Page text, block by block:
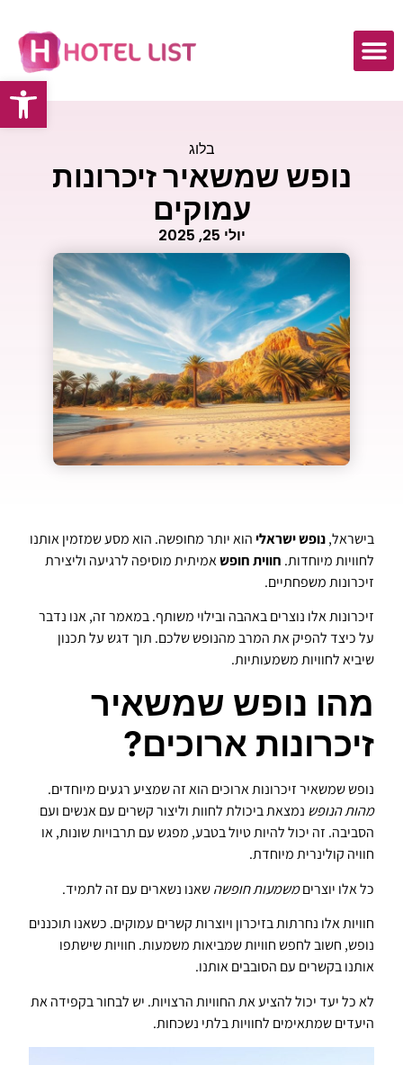
בלוג
נופש שמשאיר זיכרונות
עמוקים
יולי 25, 2025
בישראל,נופש ישראליהוא יותר מחופשה. הוא מסע שמזמין אותנו
לחוויות מיוחדות. חווית חופשאמיתית מוסיפה לרגיעה וליצירת
זיכרונות משפחתיים.
זיכרונות אלו נוצרים באהבה ובילוי משותף. במאמר זה, אנו נדבר
על כיצד להפיק את המרב מהנופש שלכם. תוך דגש על תכנון
שיביא לחוויות משמעותיות.
מהו נופש שמשאיר
זיכרונות ארוכים?
נופש שמשאיר זיכרונות ארוכים הוא זה שמציע רגעים מיוחדים.
מהות הנופש נמצאת ביכולת לחוות וליצור קשרים עם אנשים ועם
הסביבה. זה יכול להיות טיול בטבע, מפגש עם תרבויות שונות, או
חוויה קולינרית מיוחדת.
כל אלו יוצריםמשמעות חופשהשאנו נשארים עם זה לתמיד.
חוויות אלו נחרתות בזיכרון ויוצרות קשרים עמוקים. כשאנו תוכננים
נופש, חשוב לחפש חוויות שמביאות משמעות. חוויות שישתפו
אותנו בקשרים עם הסובבים אותנו.
לא כל יעד יכול להציע את החוויות הרצויות. יש לבחור בקפידה את
היעדים שמתאימים לחוויות בלתי נשכחות.